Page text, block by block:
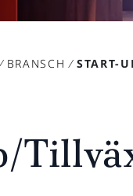
BRANSCH / START-